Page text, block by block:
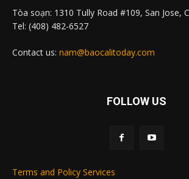
Tòa soạn: 1310 Tully Road #109, San Jose,
Tel: (408) 482-6527
Contact us: nam@baocalitoday.com
FOLLOW US
Terms and Policy Services